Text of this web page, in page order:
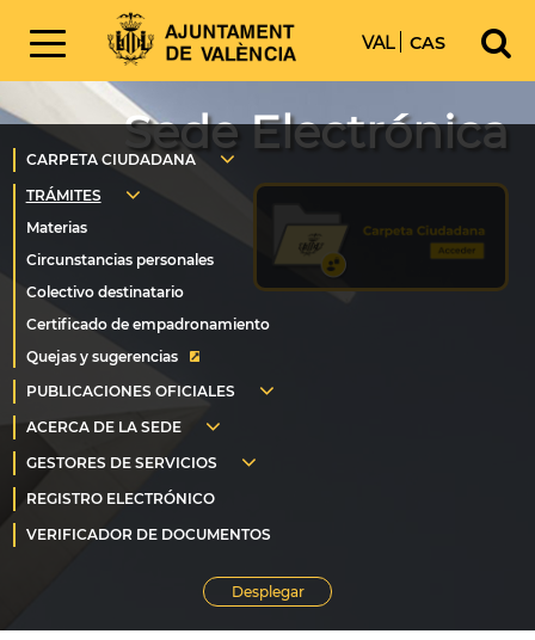
VAL CAS
Sede Electrónica
Quejas y sugerencias